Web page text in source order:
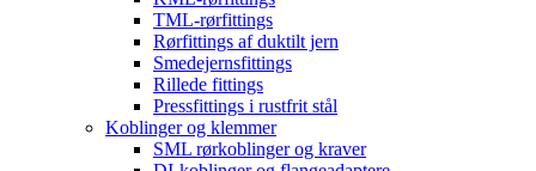
TML-rørfittings
Rørfittings af duktilt jern
Smedejernsfittings
Rillede fittings
Pressfittings i rustfrit stål
Koblinger og klemmer
SML rørkoblinger og kraver